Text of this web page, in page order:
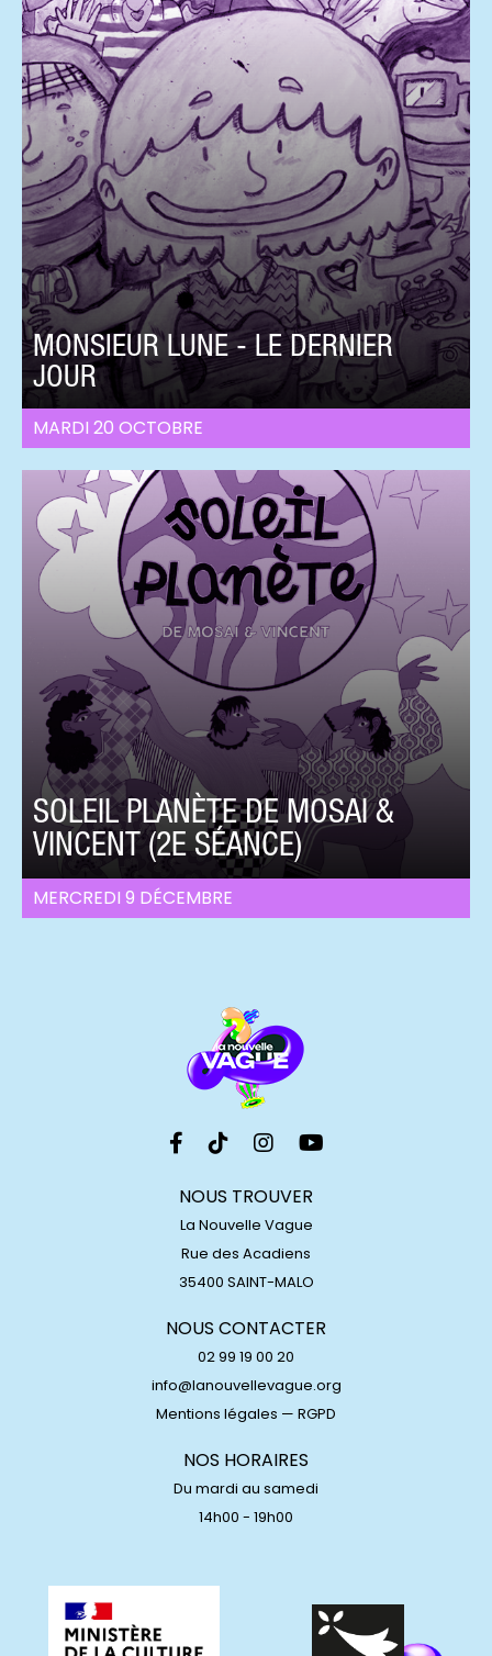
MARDI 20 OCTOBRE
MONSIEUR LUNE - LE DERNIER
JOUR
MERCREDI 9 DÉCEMBRE
SOLEIL PLANÈTE DE MOSAI &
VINCENT (2E SÉANCE)
NOUS TROUVER
La Nouvelle Vague
Rue des Acadiens
35400 SAINT-MALO
NOUS CONTACTER
02 99 19 00 20
info@lanouvellevague.org
Mentions légales — RGPD
NOS HORAIRES
Du mardi au samedi
14h00 - 19h00